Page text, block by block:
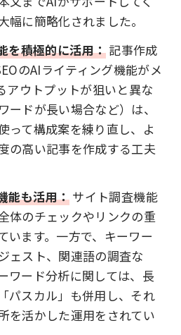
幅に簡略化されました。
を積極的に活用： 記事作成
のAIライティング機能がメ
アウトプットが狙いと異な
ードが長い場合など）は、
って構成案を練り直し、よ
の高い記事を作成する工夫
能も活用： サイト調査機能
体のチェックやリンクの重
います。一方で、キーワー
ェスト、関連語の調査な
ワード分析に関しては、長
パスカル」も併用し、それ
を活かした運用をされてい